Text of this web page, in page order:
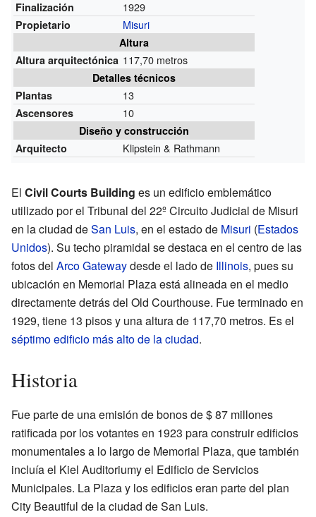
Finalización 1929
Propietario Misuri
Altura
Altura arquitectónica 117,70 metros
Detalles técnicos
Plantas
13
Ascensores 10
Diseño y construcción
Arquitecto
Klipstein & Rathmann
El Civil Courts Building es un edificio emblemático
utilizado por el Tribunal del 22º Circuito Judicial de Misuri
en la ciudad deSan Luis, en el estado de Misuri (Estados
Unidos). Su techo piramidal se destaca en el centro de las
fotos del Arco Gatewaydesde el lado de Illinois, pues su
ubicación en Memorial Plaza está alineada en el medio
directamente detrás del Old Courthouse. Fue terminado en
1929, tiene 13 pisos y una altura de 117,70 metros. Es el
séptimo edificio más alto de la ciudad.
Historia
Fue parte de una emisión de bonos de $ 87 millones
ratificada por los votantes en 1923 para construir edificios
monumentales a lo largo de Memorial Plaza, que también
incluía el Kiel Auditoriumy el Edificio de Servicios
Municipales. La Plaza y los edificios eran parte del plan
City Beautiful de la ciudad de San Luis.